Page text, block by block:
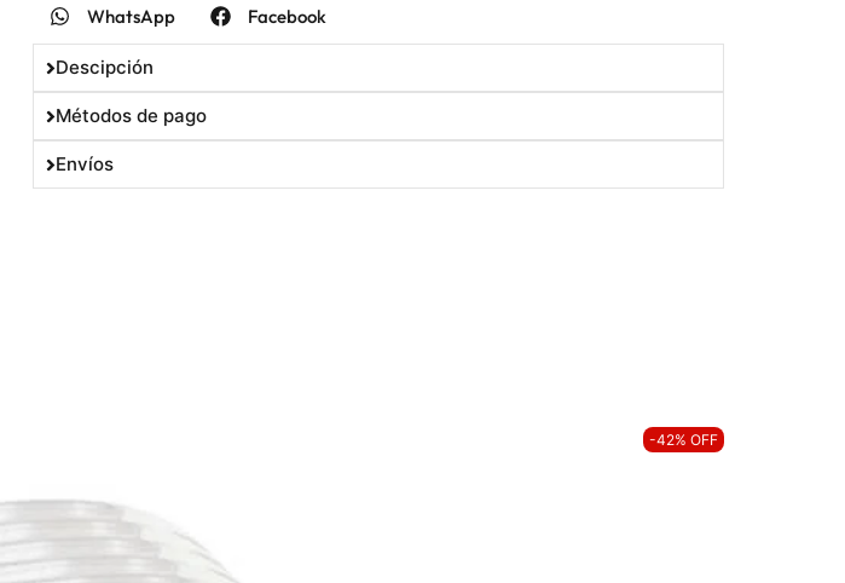
WhatsApp Facebook
Descipción
Métodos de pago
Envíos
-42% OFF